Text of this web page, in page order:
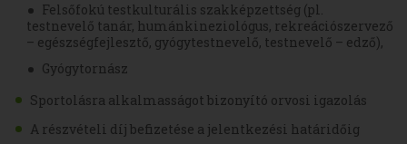
Felsőfokú testkulturális szakképzettség (pl.
testnevelő tanár, humánkineziológus, rekreációszervező
– egészségfejlesztő, gyógytestnevelő, testnevelő – edző),
Gyógytornász
Sportolásra alkalmasságot bizonyító orvosi igazolás
A részvételi díj befizetése a jelentkezési határidőig